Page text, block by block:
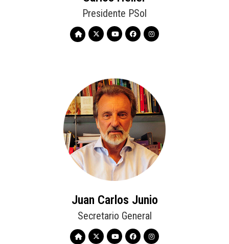
Presidente PSol
Juan Carlos Junio
Secretario General